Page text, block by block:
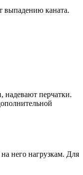
выпадению каната.
надевают перчатки.
него нагрузкам. Для